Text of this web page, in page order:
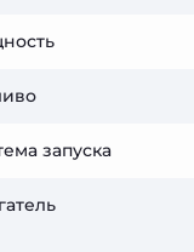
запуска